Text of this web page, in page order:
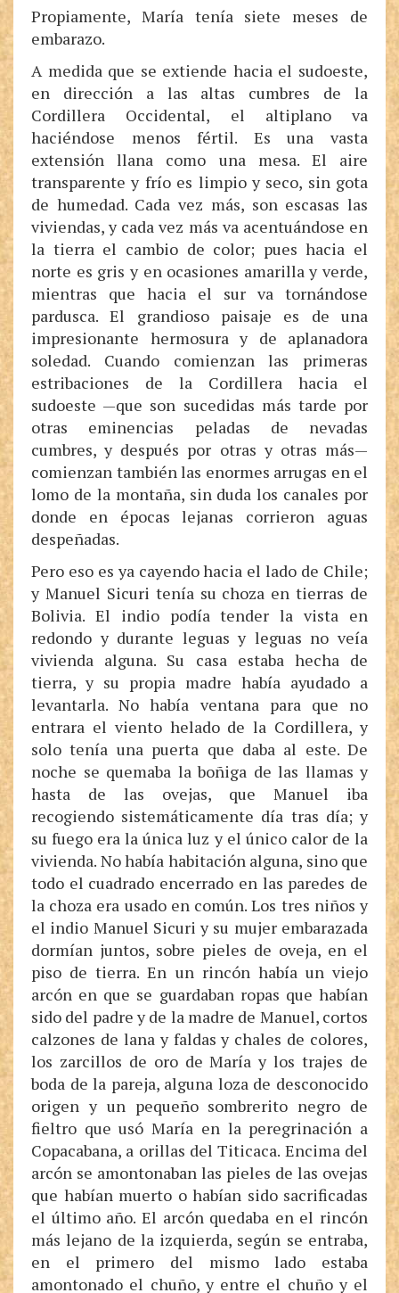
Propiamente, María tenía siete meses de
embarazo.
A medida que se extiende hacia el sudoeste,
en dirección a las altas cumbres de la
Cordillera Occidental, el altiplano va
haciéndose menos fértil. Es una vasta
extensión llana como una mesa. El aire
transparente y frío es limpio y seco, sin gota
de humedad. Cada vez más, son escasas las
viviendas, y cada vez más va acentuándose en
la tierra el cambio de color; pues hacia el
norte es gris y en ocasiones amarilla y verde,
mientras que hacia el sur va tornándose
pardusca. El grandioso paisaje es de una
impresionante hermosura y de aplanadora
soledad. Cuando comienzan las primeras
estribaciones de la Cordillera hacia el
sudoeste —que son sucedidas más tarde por
otras eminencias peladas de nevadas
cumbres, y después por otras y otras más—
comienzan también las enormes arrugas en el
lomo de la montaña, sin duda los canales por
donde en épocas lejanas corrieron aguas
despeñadas.
Pero eso es ya cayendo hacia el lado de Chile;
y Manuel Sicuri tenía su choza en tierras de
Bolivia. El indio podía tender la vista en
redondo y durante leguas y leguas no veía
vivienda alguna. Su casa estaba hecha de
tierra, y su propia madre había ayudado a
levantarla. No había ventana para que no
entrara el viento helado de la Cordillera, y
solo tenía una puerta que daba al este. De
noche se quemaba la boñiga de las llamas y
hasta de las ovejas, que Manuel iba
recogiendo sistemáticamente día tras día; y
su fuego era la única luz y el único calor de la
vivienda. No había habitación alguna, sino que
todo el cuadrado encerrado en las paredes de
la choza era usado en común. Los tres niños y
el indio Manuel Sicuri y su mujer embarazada
dormían juntos, sobre pieles de oveja, en el
piso de tierra. En un rincón había un viejo
arcón en que se guardaban ropas que habían
sido del padre y de la madre de Manuel, cortos
calzones de lana y faldas y chales de colores,
los zarcillos de oro de María y los trajes de
boda de la pareja, alguna loza de desconocido
origen y un pequeño sombrerito negro de
fieltro que usó María en la peregrinación a
Copacabana, a orillas del Titicaca. Encima del
arcón se amontonaban las pieles de las ovejas
que habían muerto o habían sido sacrificadas
el último año. El arcón quedaba en el rincón
más lejano de la izquierda, según se entraba,
en el primero del mismo lado estaba
amontonado el chuño, y entre el chuño y el